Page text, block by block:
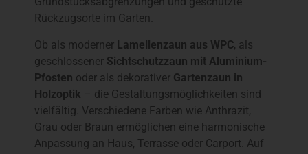
Rückzugsorte im Garten.
Ob als moderner Lamellenzaun aus WPC, als
geschlossener Sichtschutzzaun mit Aluminium-
Pfosten oder als dekorativer Gartenzaun in
Holzoptik – die Gestaltungsmöglichkeiten sind
vielfältig. Verschiedene Farben wie Anthrazit,
Grau oder Braun ermöglichen eine harmonische
Anpassung an Haus, Terrasse oder Carport. Auf